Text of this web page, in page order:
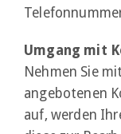
Umgang mit
Nehmen Sie
angebotenen
auf, werden